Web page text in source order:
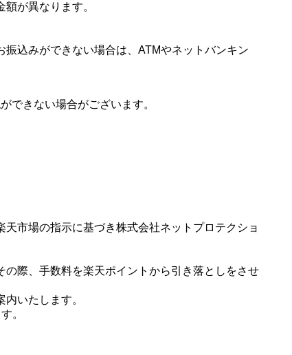
が異なります。
込みができない場合は、ATMやネットバンキン
できない場合がございます。
市場の指示に基づき株式会社ネットプロテクショ
際、手数料を楽天ポイントから引き落としをさせ
いたします。
。